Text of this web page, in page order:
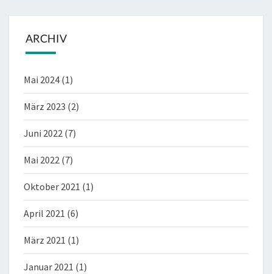
ARCHIV
Mai 2024 (1)
März 2023 (2)
Juni 2022 (7)
Mai 2022 (7)
Oktober 2021 (1)
April 2021 (6)
März 2021 (1)
Januar 2021 (1)